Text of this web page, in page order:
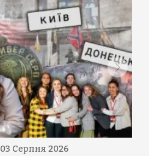
03 Серпня 2026